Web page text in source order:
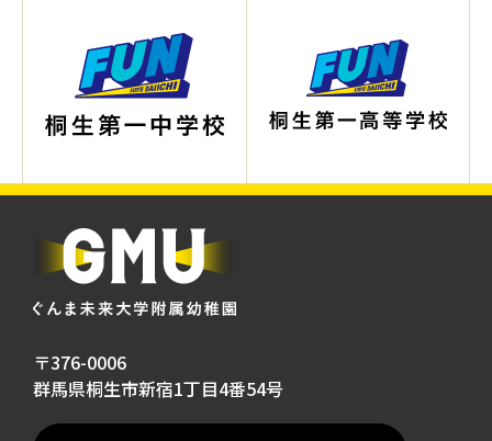
〒376-0006
群馬県桐生市新宿1丁目4番54号